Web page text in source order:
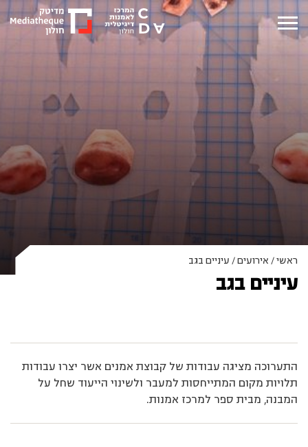
ראשי / אירועים / עיניים בגב
עיניים בגב
התערוכה מציגה עבודות של קבוצת אמנים אשר יצרו עבודות
תלויות מקום המתייחסות למעבר ולשינוי הייעוד שחל על
המבנה, מבית ספר למרכז אמנות.